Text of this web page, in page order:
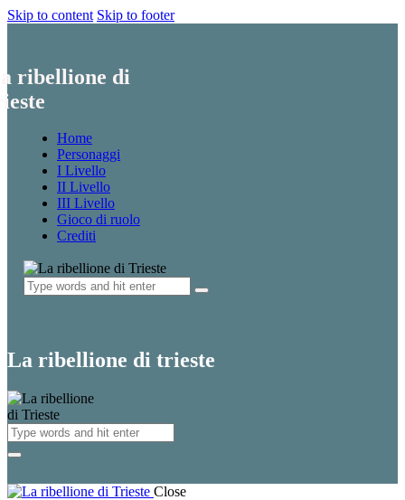
Skip to content Skip to footer
ribellione di
Home
Personaggi
I Livello
II Livello
III Livello
Gioco di ruolo
Crediti
La ribellione di trieste
Close